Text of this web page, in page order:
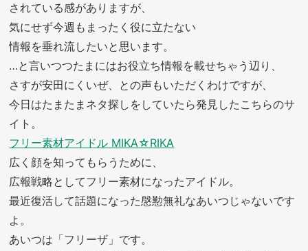
されている感がありますが、
気にせず今週もまったく役に立たない
情報を垂れ流したいと思います。
…と言いつつたまにはお役立ち情報を載せちゃう辺り、
さすが安田にくいぜ、との声もいただくわけですが、
今日はたまたまネタ探しをしていたら発見したこちらのサ
イト。
フリー素材アイドル MIKA☆RIKA
広く顔を知ってもらうために、
広報戦略としてフリー素材になったアイドル。
最近復活して話題になった慇懃無礼なあいつじゃないです
よ。
あいつは「フリーザ」です。